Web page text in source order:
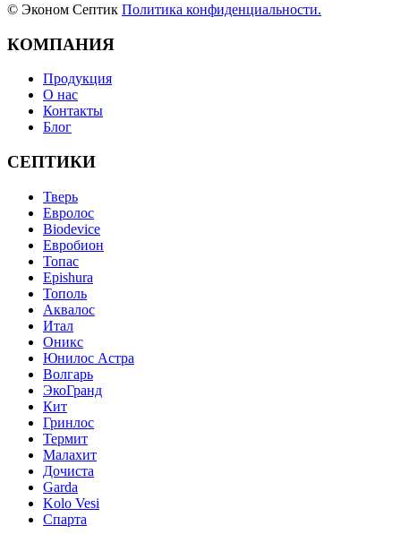
© Эконом Септик Политика конфиденциальности.
КОМПАНИЯ
Продукция
О нас
Контакты
Блог
СЕПТИКИ
Тверь
Евролос
Biodevice
Евробион
Топас
Epishura
Тополь
Аквалос
Итал
Оникс
Юнилос Астра
Волгарь
ЭкоГранд
Кит
Гринлос
Термит
Малахит
Дочиста
Garda
Kolo Vesi
Спарта